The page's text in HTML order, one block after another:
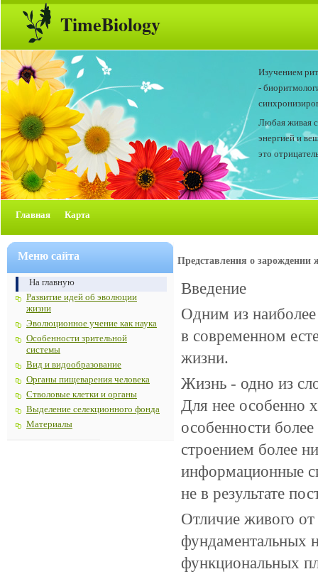
TimeBiology
Изучением
-
Любая живая
энергией и
это
Главная Карта
Меню сайта
На главную
Развитие идей об эволюции
жизни
Эволюционное учение как наука
Особенности зрительной
системы
Вид и видообразование
Органы пищеварения человека
Стволовые клетки и органы
Выделение селекционного фонда
Материалы
Представления о зарождении
Введение
Одним из
в современном
жизни.
Жизнь - одно из
Для нее особенно
особенности
строением более
информационные
не в результате
Отличие живого от
фундаментальных
функциональных